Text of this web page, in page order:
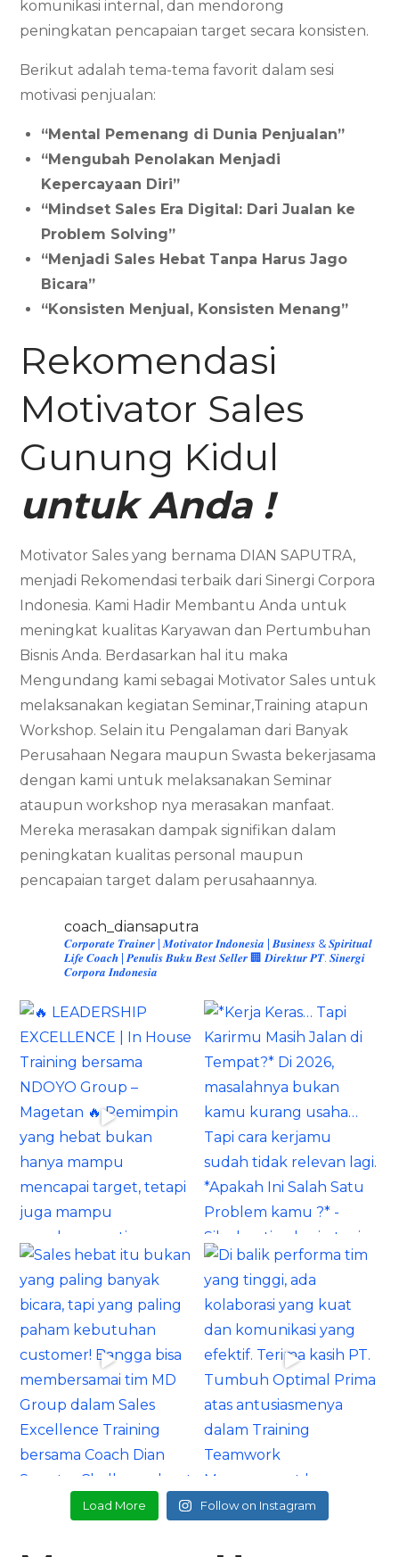
komunikasi internal, dan mendorong
peningkatan pencapaian target secara konsisten.
Berikut adalah tema-tema favorit dalam sesi
motivasi penjualan:
“Mental Pemenang di Dunia Penjualan”
“Mengubah Penolakan Menjadi
Kepercayaan Diri”
“Mindset Sales Era Digital: Dari Jualan ke
Problem Solving”
“Menjadi Sales Hebat Tanpa Harus Jago
Bicara”
“Konsisten Menjual, Konsisten Menang”
Rekomendasi
Motivator Sales
Gunung Kidul
untuk Anda !
Motivator Sales yang bernama DIAN SAPUTRA,
menjadi Rekomendasi terbaik dari Sinergi Corpora
Indonesia. Kami Hadir Membantu Anda untuk
meningkat kualitas Karyawan dan Pertumbuhan
Bisnis Anda. Berdasarkan hal itu maka
Mengundang kami sebagai Motivator Sales untuk
melaksanakan kegiatan Seminar,Training atapun
Workshop. Selain itu Pengalaman dari Banyak
Perusahaan Negara maupun Swasta bekerjasama
dengan kami untuk melaksanakan Seminar
ataupun workshop nya merasakan manfaat.
Mereka merasakan dampak signifikan dalam
peningkatan kualitas personal maupun
pencapaian target dalam perusahaannya.
coach_diansaputra
𝑪𝒐𝒓𝒑𝒐𝒓𝒂𝒕𝒆 𝑻𝒓𝒂𝒊𝒏𝒆𝒓 | 𝑴𝒐𝒕𝒊𝒗𝒂𝒕𝒐𝒓 𝑰𝒏𝒅𝒐𝒏𝒆𝒔𝒊𝒂 | 𝑩𝒖𝒔𝒊𝒏𝒆𝒔𝒔 & 𝑺𝒑𝒊𝒓𝒊𝒕𝒖𝒂𝒍
𝑳𝒊𝒇𝒆 𝑪𝒐𝒂𝒄𝒉 | 𝑷𝒆𝒏𝒖𝒍𝒊𝒔 𝑩𝒖𝒌𝒖 𝑩𝒆𝒔𝒕 𝑺𝒆𝒍𝒍𝒆𝒓 🏢 𝑫𝒊𝒓𝒆𝒌𝒕𝒖𝒓 𝑷𝑻. 𝑺𝒊𝒏𝒆𝒓𝒈𝒊
𝑪𝒐𝒓𝒑𝒐𝒓𝒂 𝑰𝒏𝒅𝒐𝒏𝒆𝒔𝒊𝒂
Load More Follow on Instagram